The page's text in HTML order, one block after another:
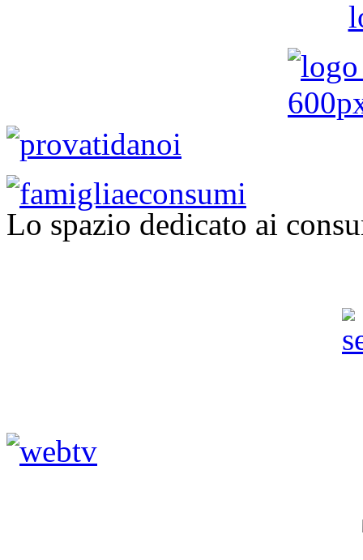
Lo spazio dedicato ai